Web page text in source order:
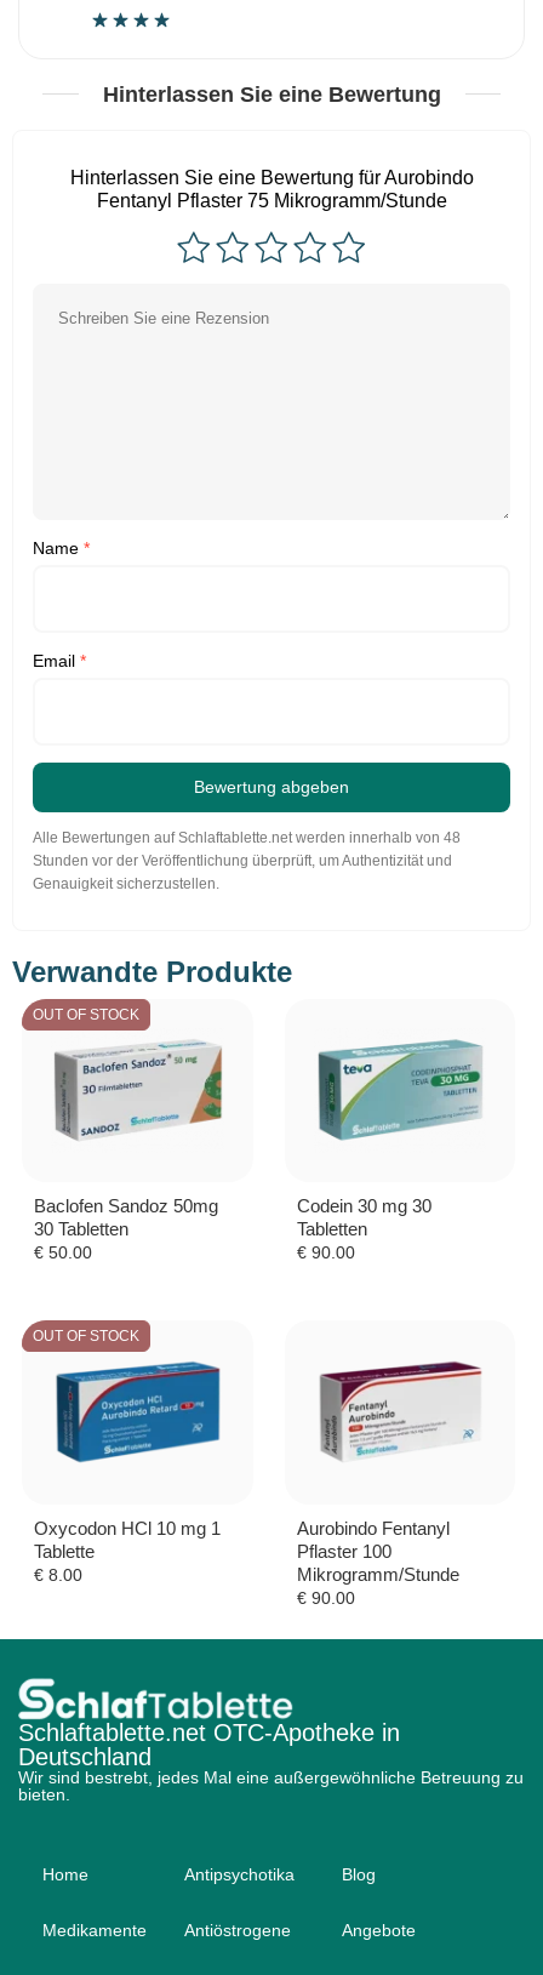
Hinterlassen Sie eine Bewertung
Hinterlassen Sie eine Bewertung für Aurobindo
Fentanyl Pflaster 75 Mikrogramm/Stunde
Name *
Email *
Bewertung abgeben
Alle Bewertungen auf Schlaftablette.net werden innerhalb von 48
Stunden vor der Veröffentlichung überprüft, um Authentizität und
Genauigkeit sicherzustellen.
Verwandte Produkte
OUT OF STOCK
Baclofen Sandoz 50mg
30 Tabletten
€ 50.00
Codein 30 mg 30
Tabletten
€90.00
OUT OF STOCK
Oxycodon HCl 10 mg 1
Tablette
€ 8.00
Aurobindo Fentanyl
Pflaster 100
Mikrogramm/Stunde
€90.00
Schlaftablette.net OTC-Apotheke in
Deutschland
Wir sind bestrebt, jedes Mal eine außergewöhnliche Betreuung zu
bieten.
Home
Medikamente
Antipsychotika
Antiöstrogene
Blog
Angebote